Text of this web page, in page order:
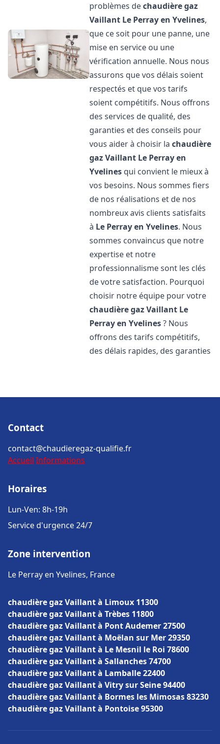
problèmes dechaudière gaz
Vaillant Le Perray en Yvelines,
que ce soit pour une panne, une
mise en service ou une
vérification annuelle. Nous nous
assurons que vos délais soient
respectés et que vos tarifs
soient compétitifs. Nous offrons
des services de qualité, des
garanties et des conseils pour
vous aider à choisir lachaudière
gaz Vaillant Le Perray en
Yvelines qui convient le mieux à
vos besoins. Nous sommes fiers
de nos réalisations et de nos
nombreux avis clients satisfaits
à Le Perray en Yvelines. Nous
sommes convaincus que notre
expertise et notre
professionnalisme sont les clés
de votre satisfaction. Pourquoi
choisir notre équipe pour votre
chaudière gaz Vaillant Le
Perray en Yvelines? Nous
offrons des tarifs compétitifs,
des délais rapides, des garanties
Contact
contact@chaudieregaz-qualifie.fr
Accueil Informations
Horaires
Lun-Ven: 8h-19h
Service d'urgence 24/7
Zone intervention
Le Perray en Yvelines, France
chaudière gaz Vaillant à Limoux 11300
chaudière gaz Vaillant à Trèbes 11800
chaudière gaz Vaillant à Pont Audemer 27500
chaudière gaz Vaillant à Moëlan sur Mer 29350
chaudière gaz Vaillant à Le Mesnil le Roi 78600
chaudière gaz Vaillant à Sallanches 74700
chaudière gaz Vaillant à Lamballe 22400
chaudière gaz Vaillant à Vitry sur Seine 94400
chaudière gaz Vaillant à Bormes les Mimosas 83230
chaudière gaz Vaillant à Pontoise 95300